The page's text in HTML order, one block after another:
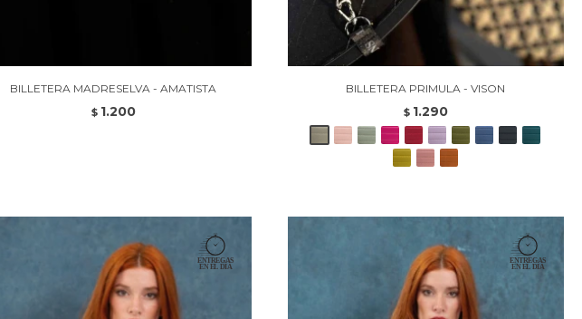
BILLETERA MADRESELVA - AMATISTA
$ 1.200
BILLETERA PRIMULA - VISON
$ 1.290